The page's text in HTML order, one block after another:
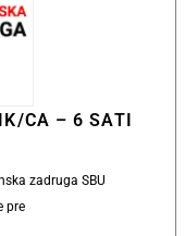
CA – 6 SATI
zadruga SBU
pre